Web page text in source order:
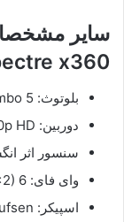
x360
بلوتوث: 5 combo
دوربین: 720p HD
سنسور اثر
وای فای: 6 AX201 (2×2)
اسپیکر: Bang & Olufsen